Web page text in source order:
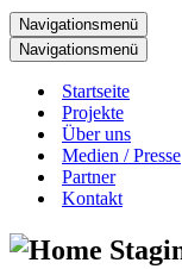
Navigationsmenü
Navigationsmenü
Startseite
Projekte
Über uns
Medien / Presse
Partner
Kontakt